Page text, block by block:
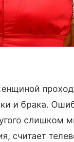
и брака.
слишком
считает